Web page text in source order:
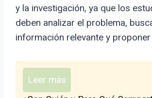
y la investigación, ya que los
deben analizar el problema,
información relevante y
Leer más